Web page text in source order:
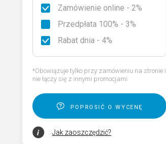
Rodzaje granitu
Zamówienie online - 2%
Przedpłata 100% - 3%
Rabat dnia - 4%
*Obowiązuje tylko przy zamówieniu na stronie i
nie łączy się z innymi promocjami
poprosić o wycenę
Jak zaoszczędzić?